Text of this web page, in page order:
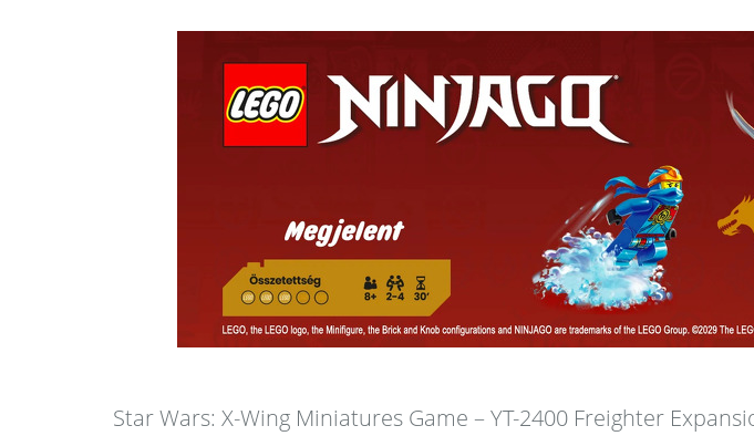
Star Wars: X-Wing Miniatures Game – YT-2400 Freighter